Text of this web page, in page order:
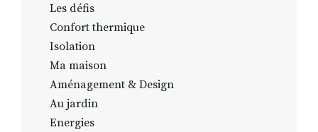
Les défis
Confort thermique
Isolation
Ma maison
Aménagement & Design
Au jardin
Energies